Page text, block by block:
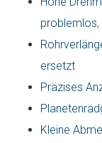
problemlos,
ersetzt
Präzises
Kleine